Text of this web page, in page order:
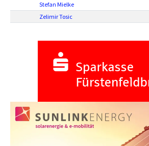
Stefan Mielke
Zelimir Tosic